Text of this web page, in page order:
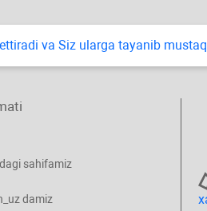
va Siz ularga tayanib
sahifamiz
damiz